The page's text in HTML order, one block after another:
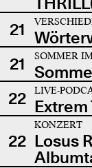
21
21
SOMMER
22
LIVE-
Extrem
22
KONZERT
Losus